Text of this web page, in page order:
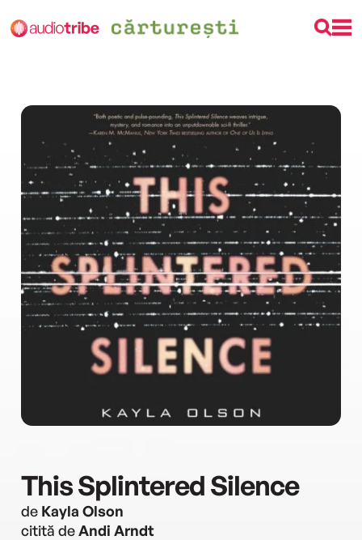
This Splintered Silence
de Kayla Olson
citită deAndi Arndt